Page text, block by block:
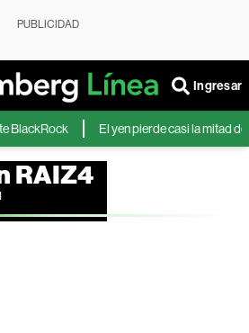
PUBLICIDAD
Ingresar
El yen pierde casi la mitad de sus
RAIZ4